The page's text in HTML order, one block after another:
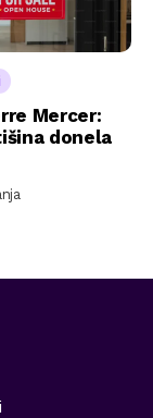
Mercer:
donela